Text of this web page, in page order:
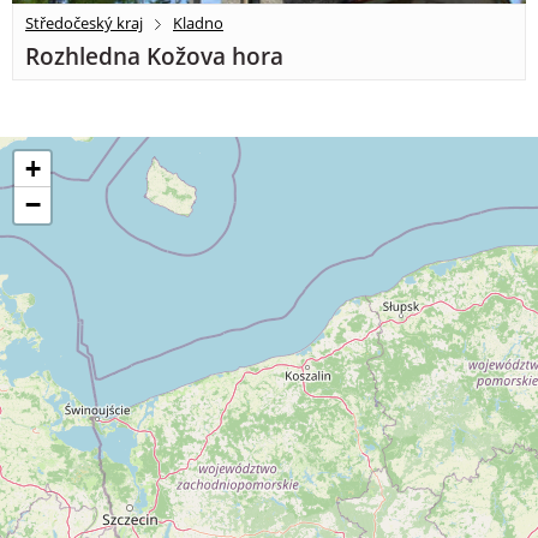
Středočeský kraj Kladno
Rozhledna Kožova hora
+
−